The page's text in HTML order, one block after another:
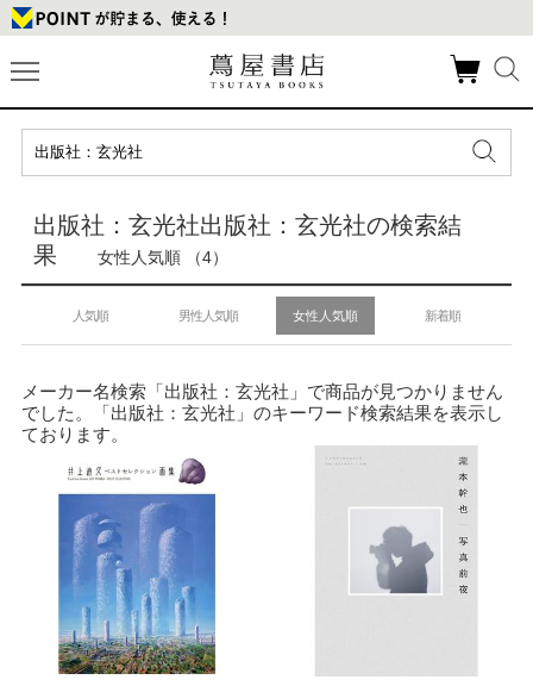
出版社：玄光社出版社：玄光社の検索結
果
女性人気順 （4）
人気順 男性人気順 女性人気順 新着順
メーカー名検索「出版社：玄光社」で商品が見つかりません
でした。「出版社：玄光社」のキーワード検索結果を表示し
ております。